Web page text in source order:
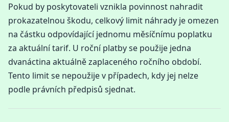
Pokud by poskytovateli vznikla povinnost nahradit
prokazatelnou škodu, celkový limit náhrady je omezen
na částku odpovídající jednomu měsíčnímu poplatku
za aktuální tarif. U roční platby se použije jedna
dvanáctina aktuálně zaplaceného ročního období.
Tento limit se nepoužije v případech, kdy jej nelze
podle právních předpisů sjednat.